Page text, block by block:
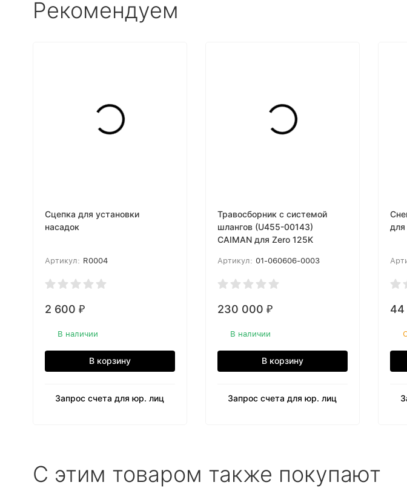
Рекомендуем
Сцепка для установки
насадок
Артикул: R0004
2 600 ₽
В наличии
В корзину
Запрос счета для юр. лиц
Травосборник с системой
шлангов (U455-00143)
CAIMAN для Zero 125K
Артикул: 01-060606-0003
230 000 ₽
В наличии
В корзину
Запрос счета для юр. лиц
для
44
C этим товаром также покупают